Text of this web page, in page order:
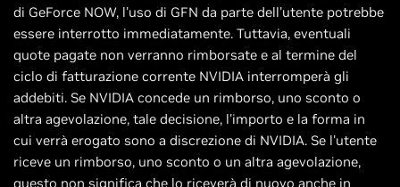
di GeForce NOW, l'uso di GFN da parte dell'utente potrebbe
essere interrotto immediatamente. Tuttavia, eventuali
quote pagate non verranno rimborsate e al termine del
ciclo di fatturazione corrente NVIDIA interromperà gli
addebiti. Se NVIDIA concede un rimborso, uno sconto o
altra agevolazione, tale decisione, l'importo e la forma in
cui verrà erogato sono a discrezione di NVIDIA. Se l'utente
riceve un rimborso, uno sconto o un altra agevolazione,
questo non significa che lo riceverà di nuovo anche in